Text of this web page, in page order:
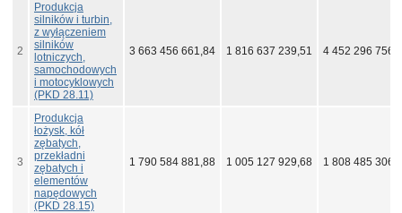
2
Produkcja
silników i turbin,
z wyłączeniem
silników
lotniczych,
samochodowych
i motocyklowych
(PKD 28.11)
3 663 456 661,84 1 816 637 239,51 4 452 296
3
Produkcja
łożysk, kół
zębatych,
przekładni
zębatych i
elementów
napędowych
(PKD 28.15)
1 790 584 881,88 1 005 127 929,68 1 808 485